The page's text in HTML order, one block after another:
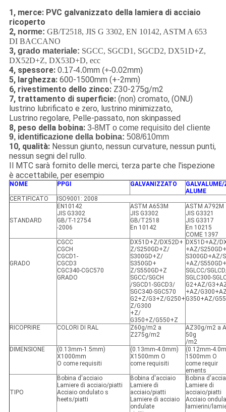
1, merce: PVC galvanizzato della lamiera di acciaio
ricoperto
2, norme: GB/T2518, JIS G 3302, EN 10142, ASTM A 653
DI BACCANO
3, grado materiale: SGCC, SGCD1, SGCD2, DX51D+Z,
DX52D+Z, DX53D+D, ecc
4, spessore: 0.17-4.0mm (+-0.02mm)
5, larghezza:600-1500mm (+-2mm)
6, rivestimento dello zinco:Z30-275g/m2
7, trattamento di superficie:(non) cromato, (ONU)
lustrino lubrificato e zero, lustrino minimizzato,
Lustrino regolare, Pelle-passato, non skinpassed
8, peso della bobina: 3-8MT o come requisito del cliente
9, identificazione della bobina: 508/610mm
10, qualità: Nessun giunto, nessun curvature, nessun punti,
nessun segni del rullo.
Il MTC sarà fornito delle merci, terza parte che l'ispezione
è accettabile, per esempio
NOME PPGI GALVANIZZATO
ALUME
CERTIFICATO
ISO9001: 2008
STANDARD
EN10142
JIS G3302
GB/T-12754
-2006
ASTM A653M
JIS G3302
GB/T2518
En 10142
ASTM A792M
JIS G3321
JIS G3317
En 10215
COME 1397
GRADO
CGCC
CGCH
CGCD1-
CGCD3
CGC340-CGC570
GRADO
DX51D+Z/DX52D+
Z/S250GD+Z/
S300GD+Z/
S350GD+
Z/S550GD+Z
SGCC/SGCH
/SGCD1-SGCD3/
SGC340-SGC570
G2+Z/G3+Z/G250+
Z/G300
+Z/
G350+Z/G550+Z
DX51D+AZ/
+AZ/
S300GD+AZ/
+AZ/
SGLCC/
SGLC300-
G2+AZ/
+AZ/
G350+AZ/
RICOPRIRE COLORI DI RAL
Z60g/m2 a
Z275g/m2
AZ30g/m2 a
50g
/m2
DIMENSIONE
(0.13mm-1.5mm)
X1000mm
O come requisiti
(0.13mm-4.0mm)
X1500mm O
come requisiti
(0.12mm-
1500mm O
come requir
ements
TIPO
Bobina d'acciaio
Lamiere di acciaio/piatti
Acciaio ondulato s
heets/piatti
Bobina d'acciaio
Lamiere di
acciaio/piatti
Lamiere di acciaio
ondulate
Bobina
Lamiere di
acciaio/piatti
Acciaio
lamierini/